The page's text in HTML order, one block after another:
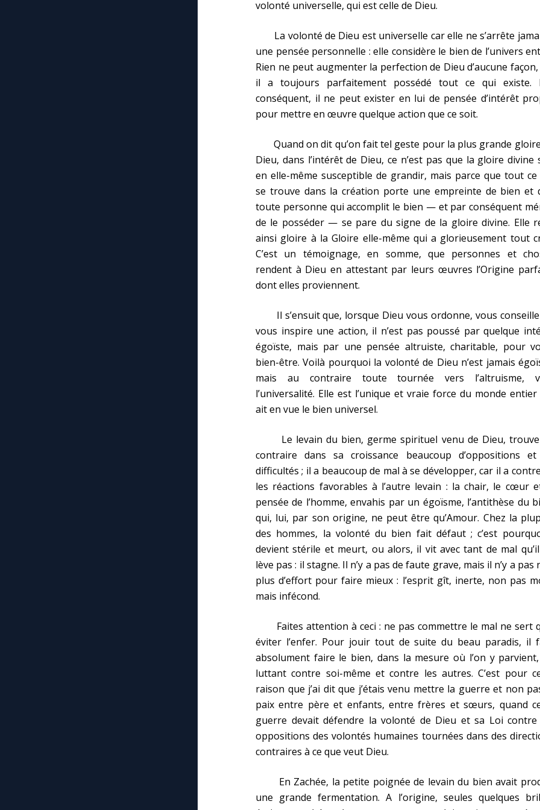
volonté universelle, qui est celle de Dieu.
La volonté de Dieu est universelle car elle ne s’arrête
une pensée personnelle : elle considère le bien de l’univers
Rien ne peut augmenter la perfection de Dieu d’aucune
il a toujours parfaitement possédé tout ce qui existe.
conséquent, il ne peut exister en lui de pensée d’intérêt
pour mettre en œuvre quelque action que ce soit.
Quand on dit qu’on fait tel geste pour la plus grande
Dieu, dans l’intérêt de Dieu, ce n’est pas que la gloire divine
en elle-même susceptible de grandir, mais parce que tout ce
se trouve dans la création porte une empreinte de bien et
toute personne qui accomplit le bien — et par conséquent
de le posséder — se pare du signe de la gloire divine. Elle
ainsi gloire à la Gloire elle-même qui a glorieusement tout
C’est un témoignage, en somme, que personnes et
rendent à Dieu en attestant par leurs œuvres l’Origine
dont elles proviennent.
Il s’ensuit que, lorsque Dieu vous ordonne, vous
vous inspire une action, il n’est pas poussé par quelque
égoïste, mais par une pensée altruiste, charitable, pour
bien-être. Voilà pourquoi la volonté de Dieu n’est jamais
mais au contraire toute tournée vers l’altruisme,
l’universalité. Elle est l’unique et vraie force du monde
ait en vue le bien universel.
Le levain du bien, germe spirituel venu de Dieu,
contraire dans sa croissance beaucoup d’oppositions
difficultés ; il a beaucoup de mal à se développer, car il a
les réactions favorables à l’autre levain : la chair, le cœur
pensée de l’homme, envahis par un égoïsme, l’antithèse du
qui, lui, par son origine, ne peut être qu’Amour. Chez la
des hommes, la volonté du bien fait défaut ; c’est
devient stérile et meurt, ou alors, il vit avec tant de mal
lève pas : il stagne. Il n’y a pas de faute grave, mais il n’y a pas
plus d’effort pour faire mieux : l’esprit gît, inerte, non pas
mais infécond.
Faites attention à ceci : ne pas commettre le mal ne sert
éviter l’enfer. Pour jouir tout de suite du beau paradis, il
absolument faire le bien, dans la mesure où l’on y
luttant contre soi-même et contre les autres. C’est pour
raison que j’ai dit que j’étais venu mettre la guerre et non
paix entre père et enfants, entre frères et sœurs, quand
guerre devait défendre la volonté de Dieu et sa Loi contre
oppositions des volontés humaines tournées dans des
contraires à ce que veut Dieu.
En Zachée, la petite poignée de levain du bien avait
une grande fermentation. A l’origine, seules quelques